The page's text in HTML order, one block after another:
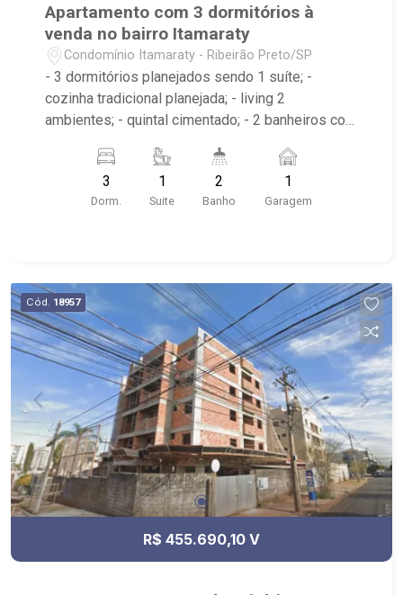
Apartamento com 3 dormitórios à
venda no bairro Itamaraty
Condomínio Itamaraty - Ribeirão Preto/SP
- 3 dormitórios planejados sendo 1 suíte; -
cozinha tradicional planejada; - living 2
ambientes; - quintal cimentado; - 2 banheiros com
vaga de garagem; - Próximo ao Parque Carlos
Raya, Supermercado Savegnago, McDonald`s e
Fiusa Center;
3
Dorm.
1
Suite
2
Banho
1
Garagem
Cód. 18957
R$ 455.690,10 V